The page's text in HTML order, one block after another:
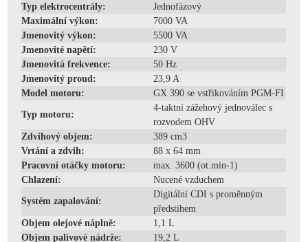
Typ elektrocentrály:
Jednofázový
Maximální výkon:
7000 VA
Jmenovitý výkon:
5500 VA
Jmenovité napětí:
230 V
Jmenovitá frekvence:
50 Hz
Jmenovitý proud:
23,9 A
Model motoru:
GX 390 se vstřikováním PGM-FI
Typ motoru:
4-taktní zážehový jednoválec s
rozvodem OHV
Zdvihový objem:
389 cm3
Vrtání a zdvih:
88 x 64 mm
Pracovní otáčky motoru:
max. 3600 (ot.min-1)
Chlazení:
Nucené vzduchem
Systém zapalování:
Digitální CDI s proměnným
předstihem
Objem olejové náplně:
1,1 L
Objem palivové nádrže:
19,2 L